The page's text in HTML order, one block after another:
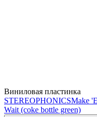
Виниловая пластинка
STEREOPHONICSMake
Wait (coke bottle green)